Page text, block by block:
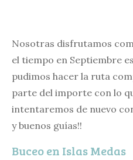
Nosotras disfrutamos
el tiempo en Septiembre
pudimos hacer la ruta
parte del importe con lo
intentaremos de nuevo
y buenos guías!!
Buceo en Islas Medas